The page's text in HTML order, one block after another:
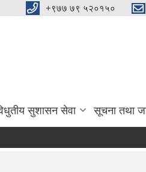
+९७७ ७९ ५२०१५०
सुशासन सेवा सूचना तथा